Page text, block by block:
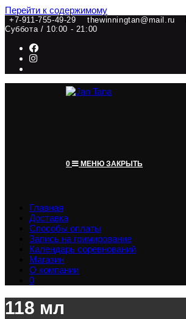
Перейти к содержимому
+7-911-755-49-29 thewinningtan@mail.ru
Суббота / 10:00 - 21:00
0 МЕНЮ ЗАКРЫТЬ
Главная
Доставка
Способы оплаты
Запись на гримирование
Календарь соревнований
Магазин
О компании
0
118 мл